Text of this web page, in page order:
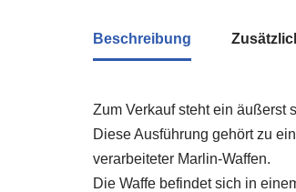
Beschreibung
Zum Verkauf steht ein äußerst
Diese Ausführung gehört zu
verarbeiteter Marlin-Waffen.
Die Waffe befindet sich in